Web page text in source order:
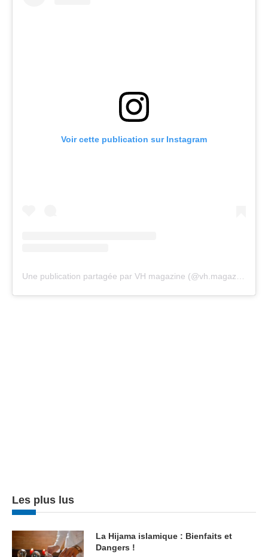
Voir cette publication sur Instagram
Une publication partagée par VH magazine (@vh.magazine)
Les plus lus
La Hijama islamique : Bienfaits et
Dangers !